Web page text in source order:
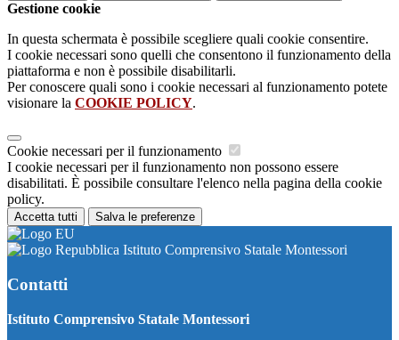
Gestione cookie
In questa schermata è possibile scegliere quali cookie consentire.
I cookie necessari sono quelli che consentono il funzionamento della
piattaforma e non è possibile disabilitarli.
Per conoscere quali sono i cookie necessari al funzionamento potete
visionare la COOKIE POLICY.
Cookie necessari per il funzionamento
I cookie necessari per il funzionamento non possono essere
disabilitati. È possibile consultare l'elenco nella pagina della cookie
policy.
Accetta tutti Salva le preferenze
Istituto Comprensivo Statale Montessori
Contatti
Istituto Comprensivo Statale Montessori